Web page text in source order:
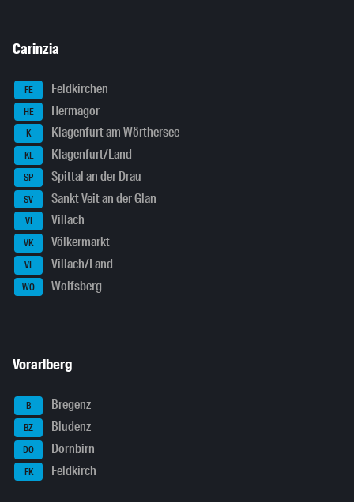
Carinzia
FE Feldkirchen
HE Hermagor
K Klagenfurt am Wörthersee
KL Klagenfurt/Land
SP Spittal an der Drau
SV Sankt Veit an der Glan
VI Villach
VK Völkermarkt
VL Villach/Land
WO Wolfsberg
Vorarlberg
B Bregenz
BZ Bludenz
DO Dornbirn
FK Feldkirch